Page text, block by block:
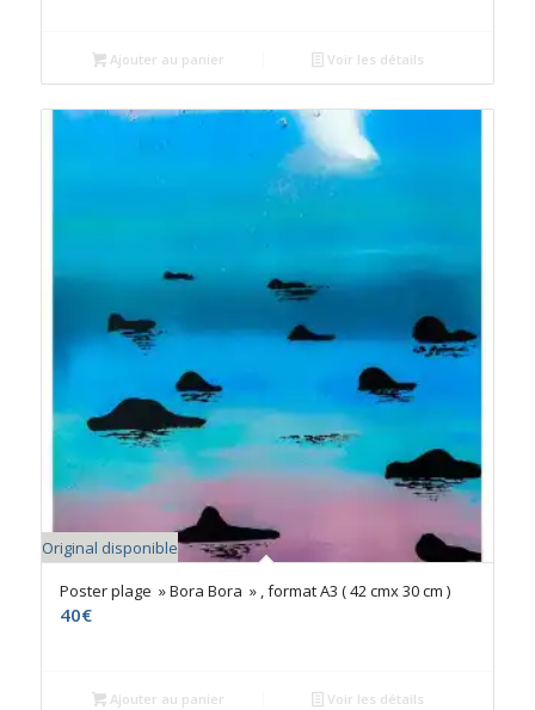
Ajouter au panier Voir les détails
Original disponible
Poster plage » Bora Bora » , format A3 ( 42 cmx 30 cm )
40€
Ajouter au panier Voir les détails